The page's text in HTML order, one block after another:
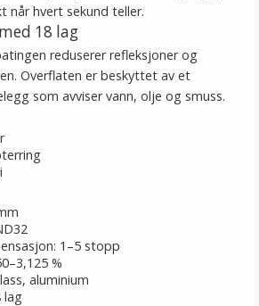
når hvert sekund teller.
18 lag
reduserer refleksjoner og
Overflaten er beskyttet av et
som avviser vann, olje og smuss.
1–5 stopp
%
aluminium
lag